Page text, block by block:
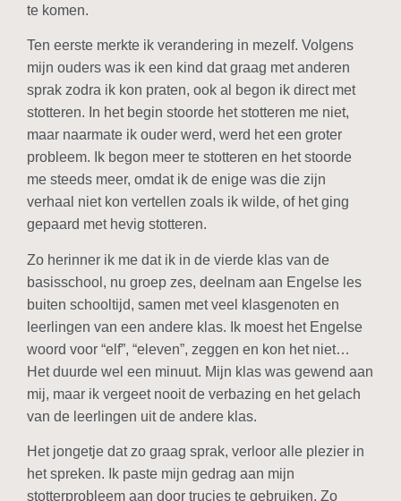
te komen.
Ten eerste merkte ik verandering in mezelf. Volgens
mijn ouders was ik een kind dat graag met anderen
sprak zodra ik kon praten, ook al begon ik direct met
stotteren. In het begin stoorde het stotteren me niet,
maar naarmate ik ouder werd, werd het een groter
probleem. Ik begon meer te stotteren en het stoorde
me steeds meer, omdat ik de enige was die zijn
verhaal niet kon vertellen zoals ik wilde, of het ging
gepaard met hevig stotteren.
Zo herinner ik me dat ik in de vierde klas van de
basisschool, nu groep zes, deelnam aan Engelse les
buiten schooltijd, samen met veel klasgenoten en
leerlingen van een andere klas. Ik moest het Engelse
woord voor “elf”, “eleven”, zeggen en kon het niet…
Het duurde wel een minuut. Mijn klas was gewend aan
mij, maar ik vergeet nooit de verbazing en het gelach
van de leerlingen uit de andere klas.
Het jongetje dat zo graag sprak, verloor alle plezier in
het spreken. Ik paste mijn gedrag aan mijn
stotterprobleem aan door trucjes te gebruiken. Zo